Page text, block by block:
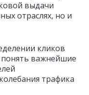
выдачи
отраслях, но и
кликов
важнейшие
трафика